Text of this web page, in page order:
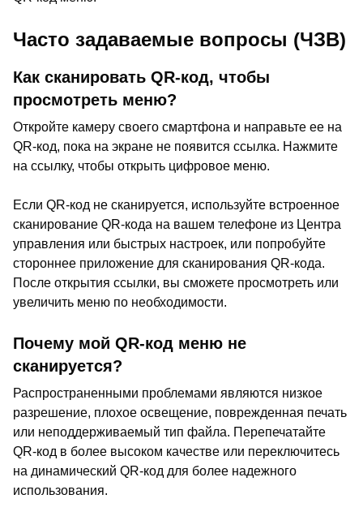
Часто задаваемые вопросы (ЧЗВ)
Как сканировать QR-код, чтобы
просмотреть меню?
Откройте камеру своего смартфона и направьте ее на
QR-код, пока на экране не появится ссылка. Нажмите
на ссылку, чтобы открыть цифровое меню.
Если QR-код не сканируется, используйте встроенное
сканирование QR-кода на вашем телефоне из Центра
управления или быстрых настроек, или попробуйте
стороннее приложение для сканирования QR-кода.
После открытия ссылки, вы сможете просмотреть или
увеличить меню по необходимости.
Почему мой QR-код меню не
сканируется?
Распространенными проблемами являются низкое
разрешение, плохое освещение, поврежденная печать
или неподдерживаемый тип файла. Перепечатайте
QR-код в более высоком качестве или переключитесь
на динамический QR-код для более надежного
использования.